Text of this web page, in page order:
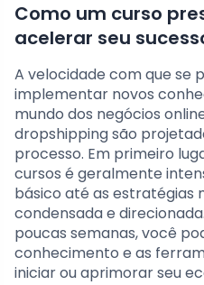
Como um curso
acelerar seu
A velocidade com que se
implementar novos
mundo dos negócios
dropshipping são
processo. Em primeiro
cursos é geralmente
básico até as estratégias
condensada e
poucas semanas, você
conhecimento e as
iniciar ou aprimorar seu